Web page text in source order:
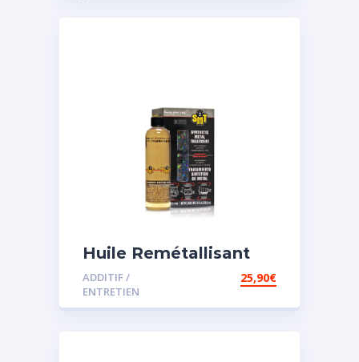
Huile Remétallisant
Moteur SMT2
ADDITIF /
ENTRETIEN
25,90€